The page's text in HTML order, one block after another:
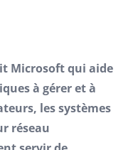
Microsoft qui aide
à gérer et à
les systèmes
réseau